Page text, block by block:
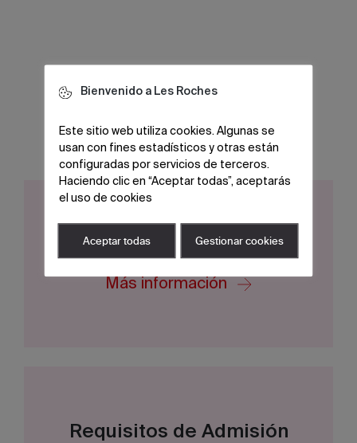
Información Adicional
Becas
Más información
Requisitos de Admisión
Bienvenido a Les Roches
Este sitio web utiliza cookies. Algunas se
usan con fines estadísticos y otras están
configuradas por servicios de terceros.
Haciendo clic en “Aceptar todas”, aceptarás
el uso de cookies
Aceptar todas Gestionar cookies